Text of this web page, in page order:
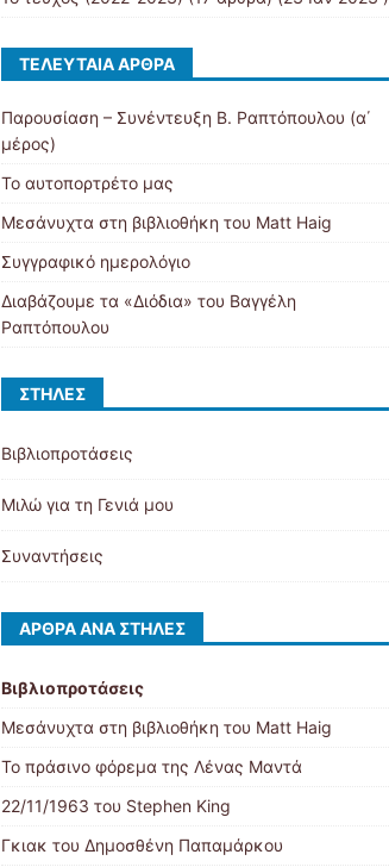
ΤΕΛΕΥΤΑΊΑ ΆΡΘΡΑ
Παρουσίαση – Συνέντευξη Β. Ραπτόπουλου (α΄
μέρος)
Το αυτοπορτρέτο μας
Μεσάνυχτα στη βιβλιοθήκη του Matt Haig
Συγγραφικό ημερολόγιο
Διαβάζουμε τα «Διόδια» του Βαγγέλη
Ραπτόπουλου
ΣΤΉΛΕΣ
Βιβλιοπροτάσεις
Μιλώ για τη Γενιά μου
Συναντήσεις
ΆΡΘΡΑ ΑΝΆ ΣΤΉΛΕΣ
Βιβλιοπροτάσεις
Μεσάνυχτα στη βιβλιοθήκη του Matt Haig
Το πράσινο φόρεμα της Λένας Μαντά
22/11/1963 του Stephen King
Γκιακ του Δημοσθένη Παπαμάρκου